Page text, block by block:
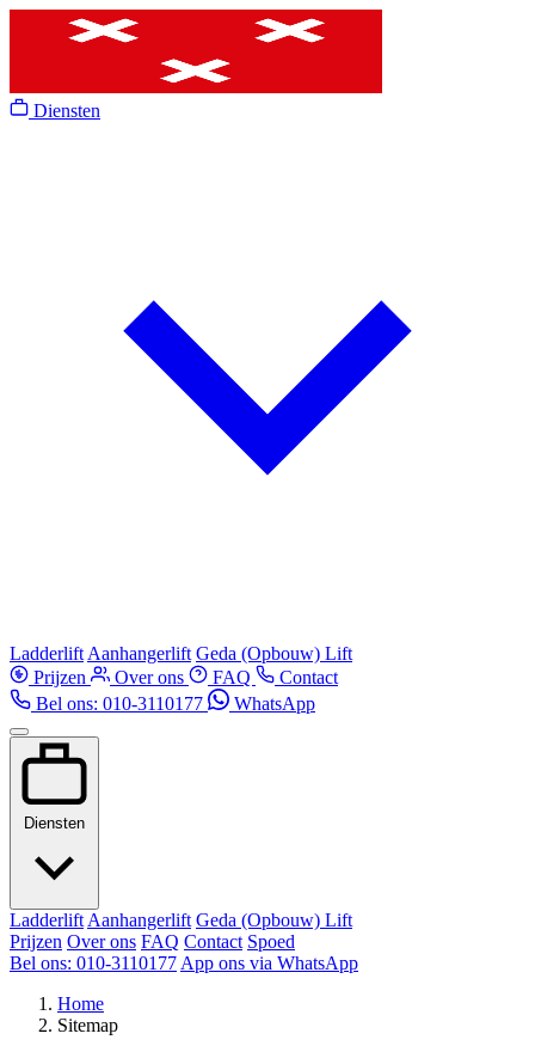
Diensten
Ladderlift Aanhangerlift Geda (Opbouw) Lift
Prijzen
Over ons FAQ
Contact
Bel ons: 010-3110177
WhatsApp
Diensten
Ladderlift Aanhangerlift Geda (Opbouw) Lift
Prijzen Over ons FAQ Contact Spoed
Bel ons: 010-3110177 App ons via WhatsApp
Home
Sitemap